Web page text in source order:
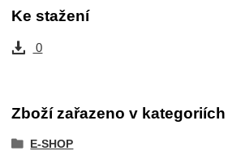
Ke stažení
0
Zboží zařazeno v kategoriích
E-SHOP